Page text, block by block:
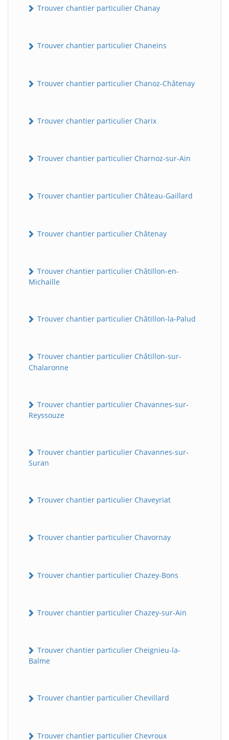
Trouver chantier particulier Chanay
Trouver chantier particulier Chaneins
Trouver chantier particulier Chanoz-Châtenay
Trouver chantier particulier Charix
Trouver chantier particulier Charnoz-sur-Ain
Trouver chantier particulier Château-Gaillard
Trouver chantier particulier Châtenay
Trouver chantier particulier Châtillon-en-
Michaille
Trouver chantier particulier Châtillon-la-Palud
Trouver chantier particulier Châtillon-sur-
Chalaronne
Trouver chantier particulier Chavannes-sur-
Reyssouze
Trouver chantier particulier Chavannes-sur-
Suran
Trouver chantier particulier Chaveyriat
Trouver chantier particulier Chavornay
Trouver chantier particulier Chazey-Bons
Trouver chantier particulier Chazey-sur-Ain
Trouver chantier particulier Cheignieu-la-
Balme
Trouver chantier particulier Chevillard
Trouver chantier particulier Chevroux
BatiWebPro